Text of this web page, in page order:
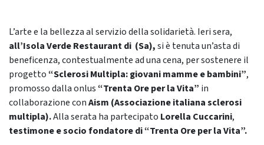
L’arte e la bellezza al servizio della solidarietà. Ieri sera,
all’Isola Verde Restaurant di (Sa),si è tenuta un’asta di
beneficenza, contestualmente ad una cena, per sostenere il
progetto“Sclerosi Multipla: giovani mamme e bambini”,
promosso dalla onlus“Trenta Ore per la Vita” in
collaborazione conAism (Associazione italiana sclerosi
multipla).Alla serata ha partecipato Lorella Cuccarini,
testimone e socio fondatore di “Trenta Ore per la Vita”.